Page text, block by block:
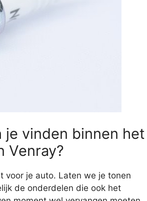
je vinden binnen het
Venray?
voor je auto. Laten we je tonen
de onderdelen die ook het